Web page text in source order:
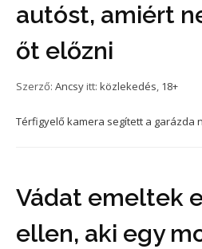
autóst, amiért
őt előzni
Szerző: Ancsy itt: közlekedés, 18+
Térfigyelő kamera segített a garázda
Vádat emeltek
ellen, aki egy